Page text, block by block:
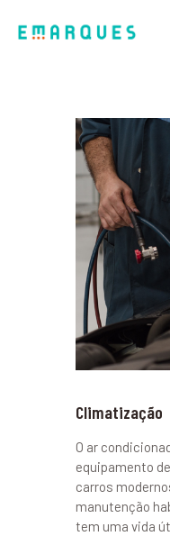
SOBRE NÓS
OFICINAS
TURBOS
AUTOMÓVEIS
CAMPANHAS
CONTACTOS
Climatização
O ar
equipamento
carros
manutenção
tem uma vida